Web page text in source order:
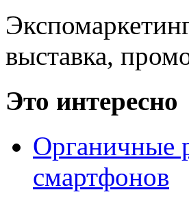
выставка,
Это интересно
Органичные
смартфонов